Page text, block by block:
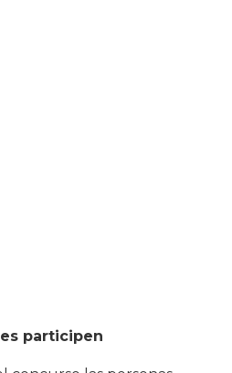
participen